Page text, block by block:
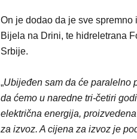
On je dodao da je sve
Bijela na Drini, te hidreletrana
Srbije.
„Ubijeđen sam da će paralelno
da ćemo u naredne tri-četiri
električna energija,
za izvoz. A cijena za izvoz je